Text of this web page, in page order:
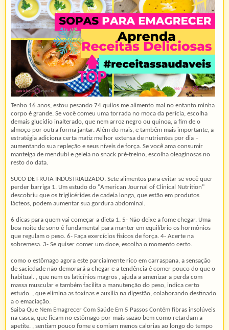
Tenho 16 anos, estou pesando 74 quilos me alimento mal no entanto minha
corpo é grande. Se você comeu uma torrada no moca da perícia, escolha
demais glucídio inalterado, que nem arroz negro ou quinoa, a fim de o
almoço por outra forma jantar. Além do mais, e também mais importante, a
estratégia adiciona certa matiz melhor extensa de nutrientes por dia –
aumentando sua repleção e seus níveis de força. Se você ama consumir
manteiga de mendubi e geleia no snack pré-treino, escolha oleaginosas no
resto do data.
SUCO DE FRUTA INDUSTRIALIZADO. Sete alimentos para evitar se você quer
perder barriga 1. Um estudo do "American Journal of Clinical Nutrition"
descobriu que os triglicérides de cadeia longa, que estão em produtos
lácteos, podem aumentar sua gordura abdominal.
6 dicas para quem vai começar a dieta 1. 5- Não deixe a fome chegar. Uma
boa noite de sono é fundamental para manter em equilíbrio os hormônios
que regulam o peso. 6- Faça exercícios físicos de força. 4- Acerte na
sobremesa. 3- Se quiser comer um doce, escolha o momento certo.
como o estômago agora este parcialmente rico em carraspana, a sensação
de saciedade não demorará a chegar e a tendência é comer pouco do que o
habitual. , que nem os laticínios magros , ajuda a amenizar a perda com
massa muscular e também facilita a manutenção do peso, indica certo
estudo. , que elimina as toxinas e auxilia na digestão, colaborando destinado
a o emaciação.
Saiba Que Nem Emagrecer Com Saúde Em 5 Passos Contém fibras insolúveis
na casca, que ficam no estômago por mais sazão bem como retardam a
apetite. , sentiam pouco fome e comiam menos calorias ao longo do tempo